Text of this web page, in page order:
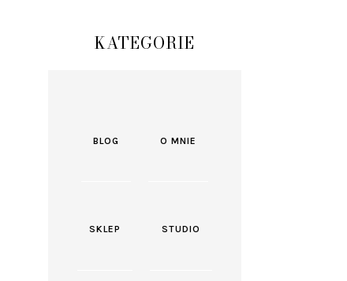
KATEGORIE
BLOG O MNIE
SKLEP STUDIO